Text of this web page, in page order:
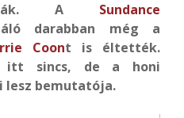
A Sundance
darabban még a
Coont is éltették.
itt sincs, de a honi
bemutatója.